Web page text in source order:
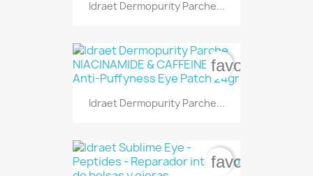
Idraet Dermopurity Parche...
Idraet Dermopurity Parche...